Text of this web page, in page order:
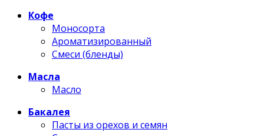
Кофе
Моносорта
Ароматизированный
Смеси (бленды)
Масла
Масло
Бакалея
Пасты из орехов и семян